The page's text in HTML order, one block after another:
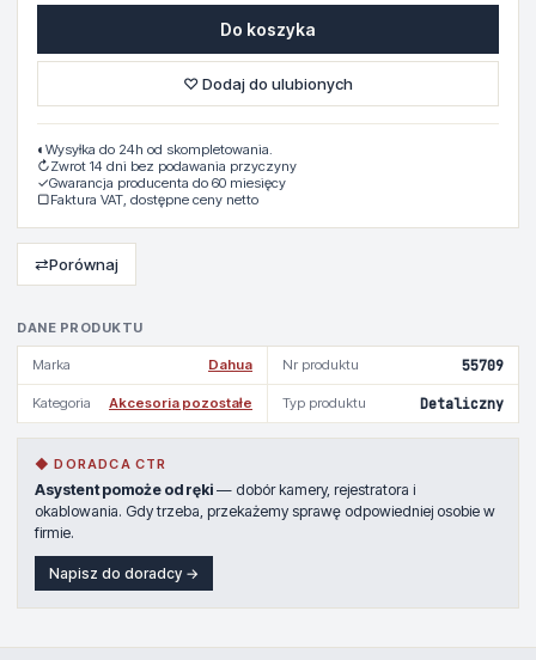
DANE PRODUKTU
Marka Dahua Nr produktu 55709
Kategoria Akcesoria pozostałe Typ produktu Detaliczny
◆ DORADCA CTR
Asystent pomoże od ręki — dobór kamery, rejestratora i
okablowania. Gdy trzeba, przekażemy sprawę odpowiedniej osobie w
firmie.
Napisz do doradcy →
Do koszyka
♡ Dodaj do ulubionych
◐ Wysyłka do 24h od skompletowania.
↻Zwrot 14 dni bez podawania przyczyny
✓Gwarancja producenta do 60 miesięcy
▢Faktura VAT, dostępne ceny netto
⇄Porównaj